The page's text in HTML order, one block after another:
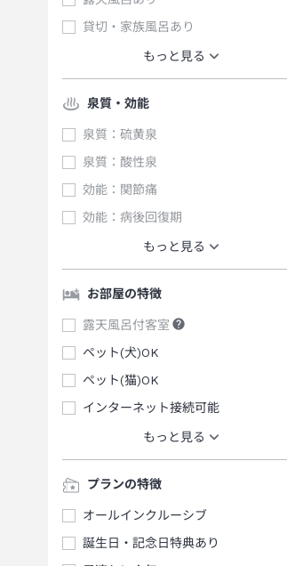
貸切・家族風呂あり
もっと見る
泉質・効能
泉質：硫黄泉
泉質：酸性泉
効能：関節痛
効能：病後回復期
もっと見る
お部屋の特徴
露天風呂付客室
ペット(犬)OK
ペット(猫)OK
インターネット接続可能
もっと見る
プランの特徴
オールインクルーシブ
誕生日・記念日特典あり